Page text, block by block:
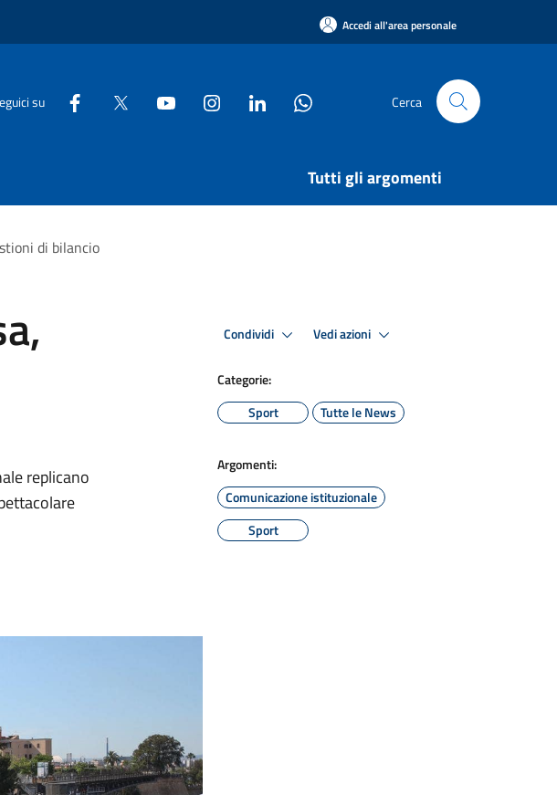
Accedi all'area personale
su Cerca
Tutti gli argomenti
di bilancio
replicano
Condividi Vedi azioni
Categorie:
Sport
Tutte le News
Argomenti:
Comunicazione istituzionale
Sport